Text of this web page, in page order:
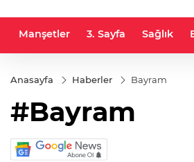
Manşetler 3. Sayfa Sağlık
Anasayfa Haberler Bayram
#Bayram